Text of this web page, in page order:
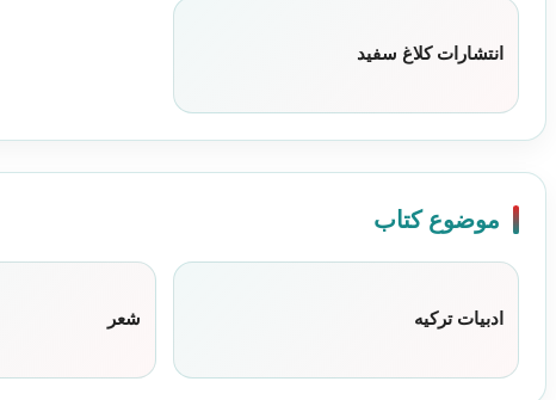
شعر)
انتشارات
سفید
عدد
انتشارات کلاغ سفید
موضوع کتاب
ادبیات ترکیه شعر